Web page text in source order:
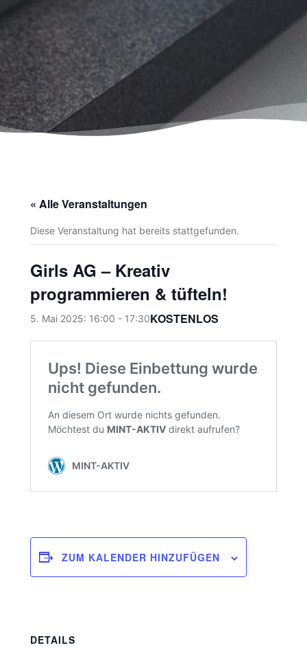
« Alle Veranstaltungen
Diese Veranstaltung hat bereits stattgefunden.
Girls AG – Kreativ
programmieren & tüfteln!
5. Mai 2025: 16:00 - 17:30KOSTENLOS
ZUM KALENDER HINZUFÜGEN
DETAILS